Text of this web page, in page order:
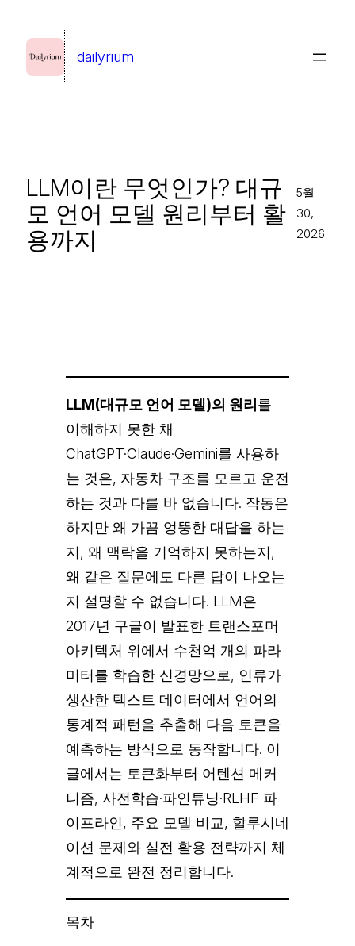
dailyrium
LLM이란 무엇인가? 대규
모 언어 모델 원리부터 활
용까지
5월
30,
2026
LLM(대규모 언어 모델)의 원리를
이해하지 못한 채
ChatGPT·Claude·Gemini를 사용하
는 것은, 자동차 구조를 모르고 운전
하는 것과 다를 바 없습니다. 작동은
하지만 왜 가끔 엉뚱한 대답을 하는
지, 왜 맥락을 기억하지 못하는지,
왜 같은 질문에도 다른 답이 나오는
지 설명할 수 없습니다. LLM은
2017년 구글이 발표한 트랜스포머
아키텍처 위에서 수천억 개의 파라
미터를 학습한 신경망으로, 인류가
생산한 텍스트 데이터에서 언어의
통계적 패턴을 추출해 다음 토큰을
예측하는 방식으로 동작합니다. 이
글에서는 토큰화부터 어텐션 메커
니즘, 사전학습·파인튜닝·RLHF 파
이프라인, 주요 모델 비교, 할루시네
이션 문제와 실전 활용 전략까지 체
계적으로 완전 정리합니다.
목차